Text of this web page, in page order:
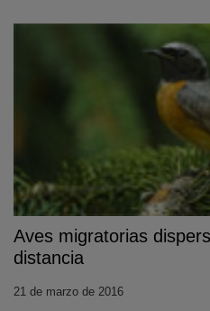
Aves migratorias
distancia
21 de marzo de 2016